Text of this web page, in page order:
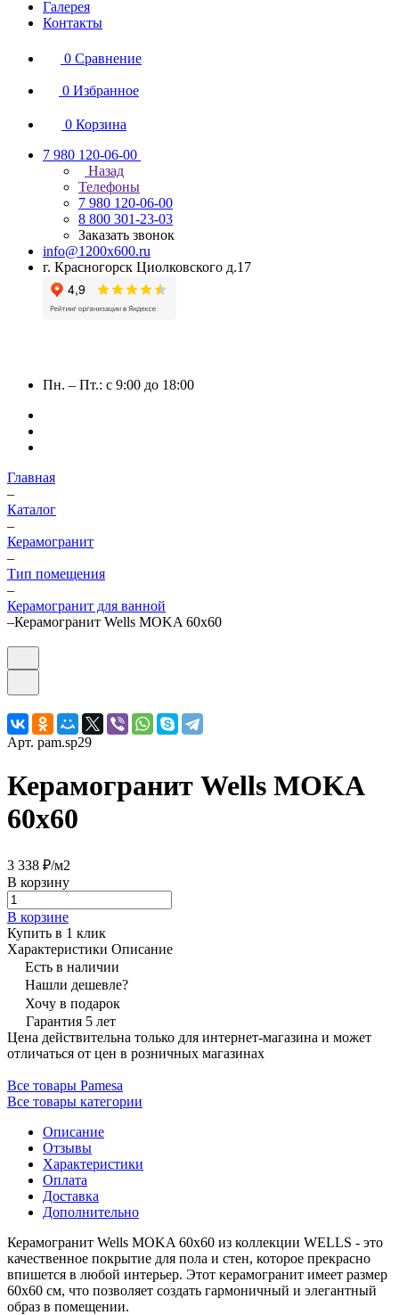
Галерея
Контакты
0 Сравнение
0 Избранное
0 Корзина
7 980 120-06-00
Назад
Телефоны
7 980 120-06-00
8 800 301-23-03
Заказать звонок
info@1200x600.ru
г. Красногорск Циолковского д.17
Пн. – Пт.: с 9:00 до 18:00
Главная
–
Каталог
–
Керамогранит
–
Тип помещения
–
Керамогранит для ванной
–Керамогранит Wells MOKA 60x60
Арт. pam.sp29
Керамогранит Wells MOKA
60x60
3 338 ₽/м2
В корзину
В корзине
Купить в 1 клик
Характеристики Описание
Есть в наличии
Нашли дешевле?
Хочу в подарок
Гарантия 5 лет
Цена действительна только для интернет-магазина и может
отличаться от цен в розничных магазинах
Все товары Pamesa
Все товары категории
Описание
Отзывы
Характеристики
Оплата
Доставка
Дополнительно
Керамогранит Wells MOKA 60x60 из коллекции WELLS - это
качественное покрытие для пола и стен, которое прекрасно
впишется в любой интерьер. Этот керамогранит имеет размер
60x60 см, что позволяет создать гармоничный и элегантный
образ в помещении.